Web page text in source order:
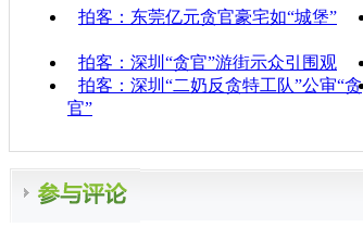
拍客：东莞亿元贪官豪宅如“城堡”
拍客：深圳“贪官”游街示众引围观
拍客：深圳“二奶反贪特工队”公审“贪
官”